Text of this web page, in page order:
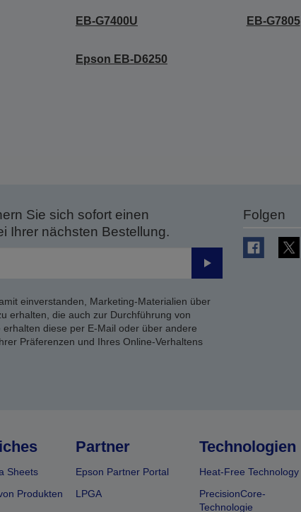
EB-G7400U EB-G7805
Epson EB-D6250
Sie sich sofort einen
Ihrer nächsten Bestellung.
Senden
einverstanden, Marketing-Materialien über
erhalten, die auch zur Durchführung von
diese per E-Mail oder über andere
Präferenzen und Ihres Online-Verhaltens
Folgen
Sheets
Produkten
Partner
Epson Partner Portal
LPGA
Technologien
Heat-Free Technology
PrecisionCore-
Technologie